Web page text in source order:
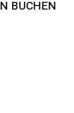
BUCHEN